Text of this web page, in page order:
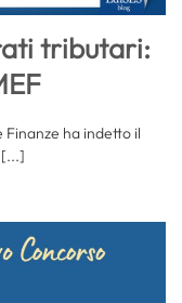
tributari:
Finanze ha indetto il